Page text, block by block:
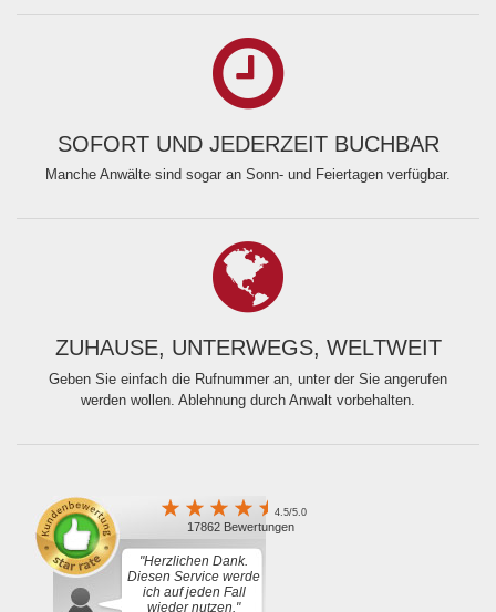
SOFORT UND JEDERZEIT BUCHBAR
Manche Anwälte sind sogar an Sonn- und Feiertagen verfügbar.
ZUHAUSE, UNTERWEGS, WELTWEIT
Geben Sie einfach die Rufnummer an, unter der Sie angerufen
werden wollen. Ablehnung durch Anwalt vorbehalten.
4.5/5.0
17862 Bewertungen
"Herzlichen Dank.
Diesen Service werde
ich auf jeden Fall
wieder nutzen."